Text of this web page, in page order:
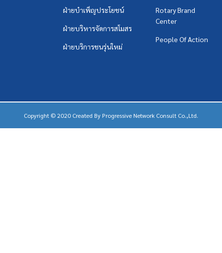
ฝ่ายบำเพ็ญประโยชน์
ฝ่ายบริหารจัดการสโมสร
ฝ่ายบริการชนรุ่นใหม่
Rotary Brand
Center
People Of Action
Copyright © 2020 Created By Progressive Network Consult Co.,Ltd.